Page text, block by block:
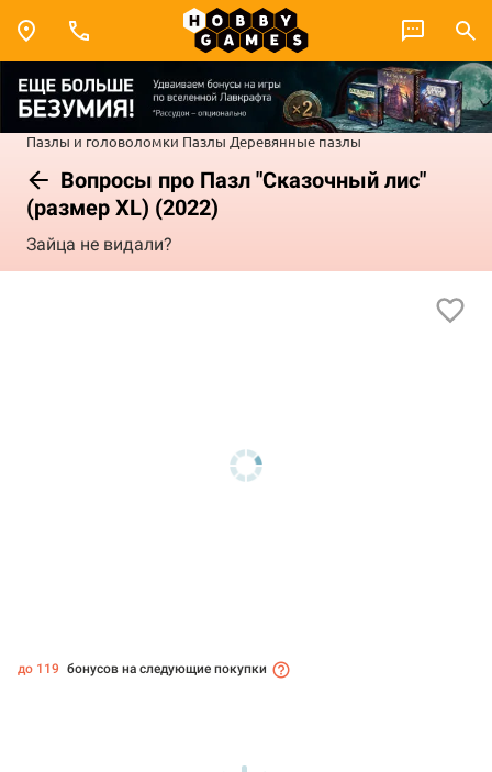
Пазлы и головоломки Пазлы Деревянные пазлы
Вопросы про Пазл "Сказочный лис"
(размер XL) (2022)
Зайца не видали?
до 119 бонусов на следующие покупки